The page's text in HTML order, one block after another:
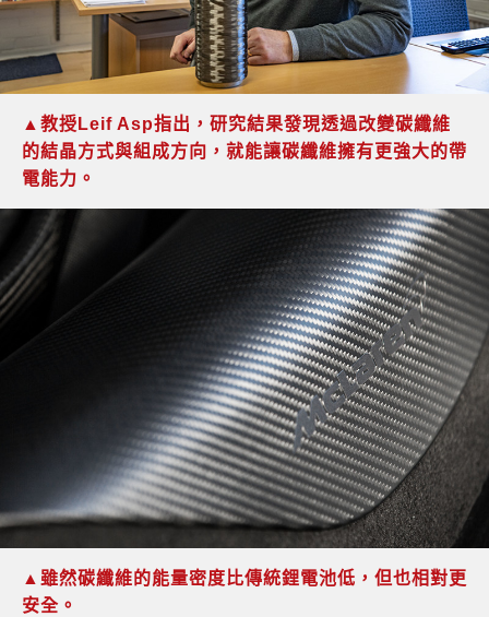
▲教授Leif Asp指出，研究結果發現透過改變碳纖維
的結晶方式與組成方向，就能讓碳纖維擁有更強大的帶
電能力。
▲雖然碳纖維的能量密度比傳統鋰電池低，但也相對更
安全。